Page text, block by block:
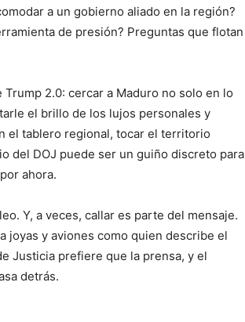
a un gobierno aliado en la región?
de presión? Preguntas que flotan
Trump 2.0: cercar a Maduro no solo en lo
el brillo de los lujos personales y
el tablero regional, tocar el territorio
del DOJ puede ser un guiño discreto para
ahora.
Y, a veces, callar es parte del mensaje.
joyas y aviones como quien describe el
Justicia prefiere que la prensa, y el
detrás.